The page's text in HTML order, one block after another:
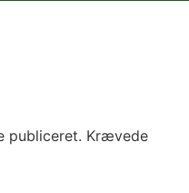
publiceret. Krævede